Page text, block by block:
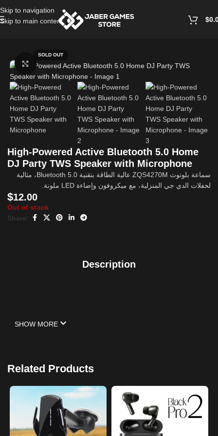
Skip to navigation
Skip to main content
$
SOLD OUT
Click to enlarge
High-Powered Active Bluetooth 5.0 Home
DJ Party TWS Speaker with Microphone
سماعة بلوتوث ZQS4270M عالية الطاقة بتقنية Bluetooth 5.0، مثالية
لحفلات الدي جي المنزلية، مع ميكروفون وإضاءة LED ملونة.
$12.00
Out of stock
Share:
Description
SHOW MORE
Related Products